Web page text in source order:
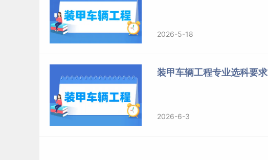
2026-5-18
装甲车辆工程专业选科要求
2026-6-3